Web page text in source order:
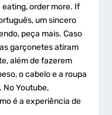
order more. If
um sincero
peça mais. Caso
garçonetes atiram
além de fazerem
o cabelo e a roupa
No Youtube,
é a experiência de